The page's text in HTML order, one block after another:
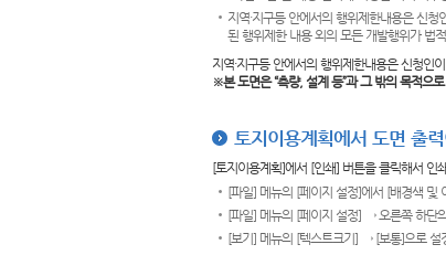
지역·지구등 안에서의 행위제한내용은 신
된 행위제한 내용 외의 모든 개발행위가 법
지역·지구등 안에서의 행위제한내용은 신청인
※본 도면은“측량, 설계 등”과 그 밖의 목적으
토지이용계획에서 도면 출
[토지이용계획]에서 [인쇄] 버튼을 클릭해서 인
[파일] 메뉴의 [페이지 설정]에서 [배경색 및
[파일] 메뉴의 [페이지 설정] → 오른쪽 하단
[보기] 메뉴의 [텍스트크기] → [보통]으로 설